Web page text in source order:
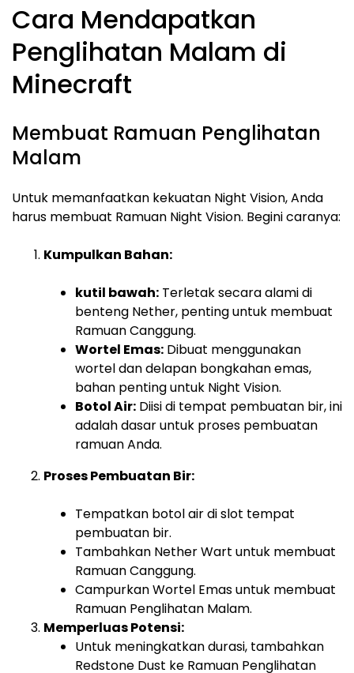
Cara Mendapatkan
Penglihatan Malam di
Minecraft
Membuat Ramuan Penglihatan
Malam
Untuk memanfaatkan kekuatan Night Vision, Anda
harus membuat Ramuan Night Vision. Begini caranya:
Kumpulkan Bahan:
kutil bawah: Terletak secara alami di
benteng Nether, penting untuk membuat
Ramuan Canggung.
Wortel Emas: Dibuat menggunakan
wortel dan delapan bongkahan emas,
bahan penting untuk Night Vision.
Botol Air: Diisi di tempat pembuatan bir, ini
adalah dasar untuk proses pembuatan
ramuan Anda.
Proses Pembuatan Bir:
Tempatkan botol air di slot tempat
pembuatan bir.
Tambahkan Nether Wart untuk membuat
Ramuan Canggung.
Campurkan Wortel Emas untuk membuat
Ramuan Penglihatan Malam.
Memperluas Potensi:
Untuk meningkatkan durasi, tambahkan
Redstone Dust ke Ramuan Penglihatan